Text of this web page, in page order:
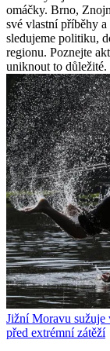
omáčky. Brno,
své vlastní příběhy
sledujeme politiku,
regionu. Poznejte
uniknout to důležité.
Jižní Moravu sužuje
před extrémní zátěží